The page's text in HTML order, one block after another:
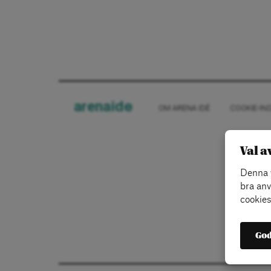
arenaide OM ARENA IDÉ COOKIE-
Val
Denna
bra